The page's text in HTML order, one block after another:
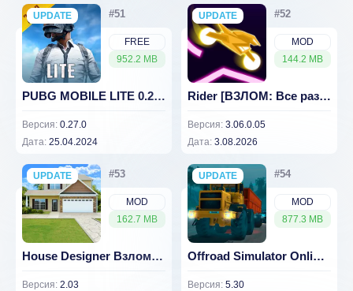
FREE
952.2 MB
UPDATE
NEW
PUBG MOBILE LITE 0.27.0
Версия: 0.27.0
Дата: 25.04.2024
MOD
144.2 MB
UPDATE
NEW
Rider [ВЗЛОМ: Все разблокировано] v3.06.0.05
Версия: 3.06.0.05
Дата: 3.08.2026
MOD
162.7 MB
UPDATE
NEW
House Designer Взлом (много денег) 2.03
Версия: 2.03
MOD
877.3 MB
UPDATE
NEW
Offroad Simulator Online [ВЗЛОМ: много денег] 5.30
Версия: 5.30